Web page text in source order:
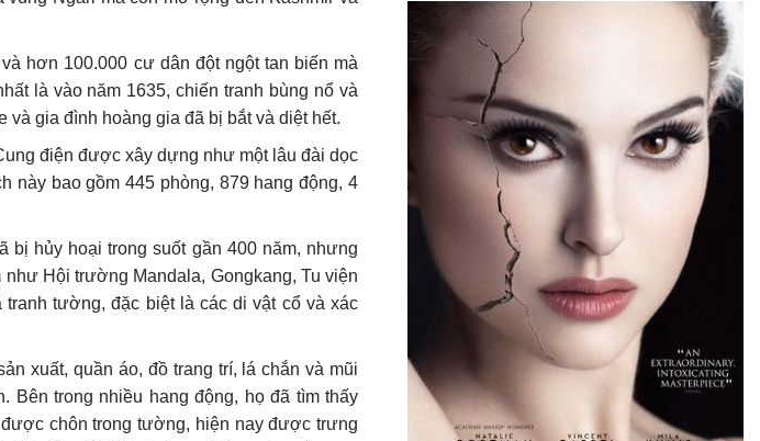
hơn 100.000 cư dân đột ngột tan biến mà
là vào năm 1635, chiến tranh bùng nổ và
gia đình hoàng gia đã bị bắt và diệt hết.
điện được xây dựng như một lâu đài dọc
này bao gồm 445 phòng, 879 hang động, 4
hủy hoại trong suốt gần 400 năm, nhưng
Hội trường Mandala, Gongkang, Tu viện
tường, đặc biệt là các di vật cổ và xác
xuất, quần áo, đồ trang trí, lá chắn và mũi
Bên trong nhiều hang động, họ đã tìm thấy
chôn trong tường, hiện nay được trưng